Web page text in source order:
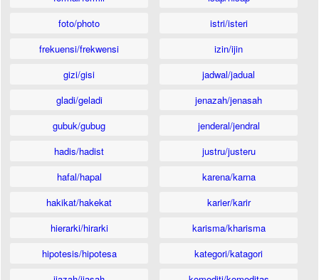
foto/photo
frekuensi/frekwensi
gizi/gisi
gladi/geladi
gubuk/gubug
hadis/hadist
hafal/hapal
hakikat/hakekat
hierarki/hirarki
hipotesis/hipotesa
istri/isteri
izin/ijin
jadwal/jadual
jenazah/jenasah
jenderal/jendral
justru/justeru
karena/karna
karier/karir
karisma/kharisma
kategori/katagori